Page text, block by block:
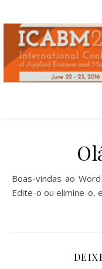
Boas-vindas ao WordPress. Este é o seu primeiro artigo.
Edite-o ou elimine-o,